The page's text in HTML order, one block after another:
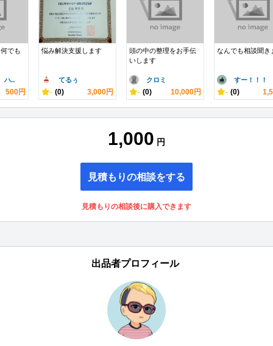
でも
ハ..
500円
悩み解決支援します
てるぅ
- (0) 3,000円
頭の中の整理をお手伝
いします
クロミ
- (0) 10,000円
なんでも相談聞き
すー！！！
- (0)
1,000 円
見積もりの相談をする
見積もりの相談後に購入できます
出品者プロフィール